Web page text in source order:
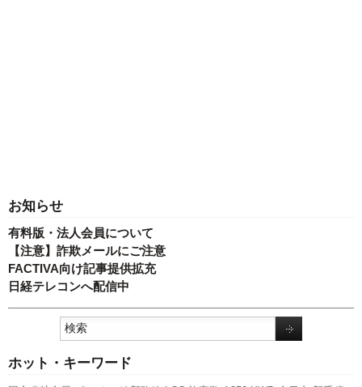
お知らせ
有料版・法人会員について
【注意】詐欺メールにご注意
FACTIVA向け記事提供拡充
日経テレコンへ配信中
ホット・キーワード